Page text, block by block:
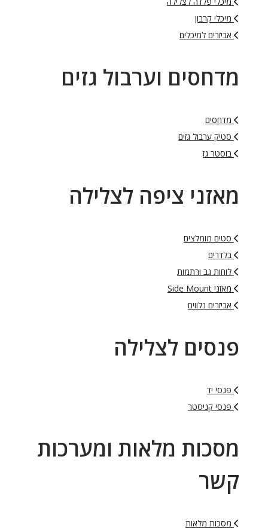
מיכלי קרבון
אביזרים למיכלים
מדחסים וערבול גזים
מדחסים
סטיק ערבול גזים
בוסטר גז
מאזני ציפה לצלילה
סטים מומלצים
בלדרים
לוחות גב ורתמות
מאזני Side Mount
אביזרים נלווים
פנסים לצלילה
פנסי יד
פנסי קניסטר
מסכות מלאות ומערכות
קשר
מסכות מלאות